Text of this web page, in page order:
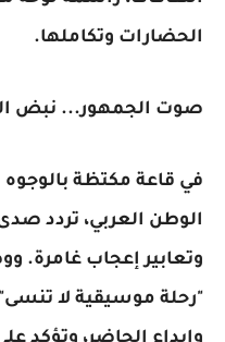
الحضارات وتكاملها.
صوت الجمهور... نبض
في قاعة مكتظة بالوجوه
الوطن العربي، تردد
وتعابير إعجاب غامرة.
"رحلة موسيقية لا